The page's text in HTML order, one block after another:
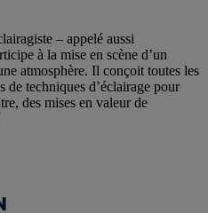
– appelé aussi
à la mise en scène d’un
atmosphère. Il conçoit toutes les
de techniques d’éclairage pour
des mises en valeur de